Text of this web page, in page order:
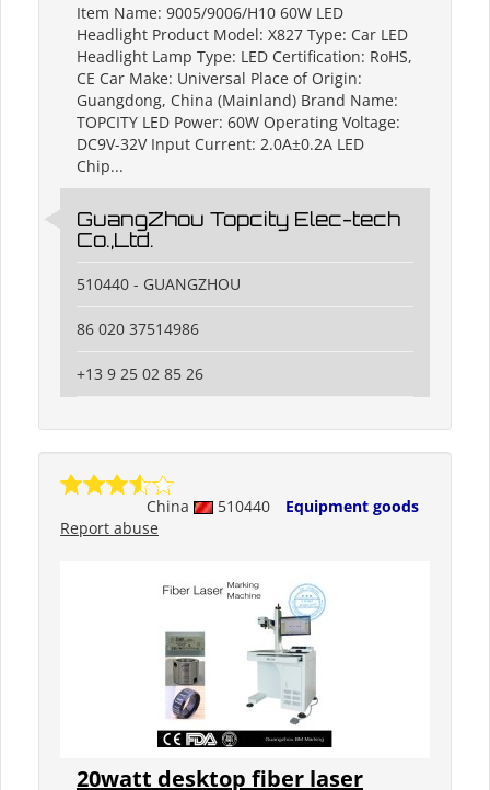
Item Name: 9005/9006/H10 60W LED
Headlight Product Model: X827 Type: Car LED
Headlight Lamp Type: LED Certification: RoHS,
CE Car Make: Universal Place of Origin:
Guangdong, China (Mainland) Brand Name:
TOPCITY LED Power: 60W Operating Voltage:
DC9V-32V Input Current: 2.0A±0.2A LED
Chip...
GuangZhou Topcity Elec-tech
Co.,Ltd.
510440 - GUANGZHOU
86 020 37514986
+13 9 25 02 85 26
China 510440
Equipment goods
Report abuse
20watt desktop fiber laser